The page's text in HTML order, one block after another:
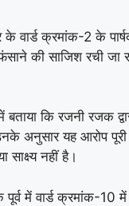
वार्ड क्रमांक-2 के
की साजिश रची जा
कि रजनी रजक
यह आरोप पूरी
साक्ष्य नहीं है।
में वार्ड क्रमांक-10